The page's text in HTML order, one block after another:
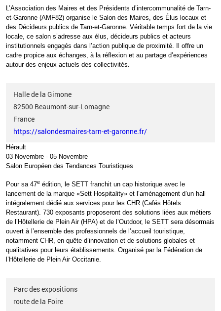
L’Association des Maires et des Présidents d’intercommunalité de Tarn-
et-Garonne (AMF82) organise le Salon des Maires, des Élus locaux et
des Décideurs publics de Tarn-et-Garonne. Véritable temps fort de la vie
locale, ce salon s’adresse aux élus, décideurs publics et acteurs
institutionnels engagés dans l’action publique de proximité. Il offre un
cadre propice aux échanges, à la réflexion et au partage d’expériences
autour des enjeux actuels des collectivités.
Halle de la Gimone
82500 Beaumont-sur-Lomagne
France
https://salondesmaires-tarn-et-garonne.fr/
Hérault
03 Novembre - 05 Novembre
Salon Européen des Tendances Touristiques
Pour sa 47e édition, le SETT franchit un cap historique avec le
lancement de la marque «Sett Hospitality» et l’aménagement d’un hall
intégralement dédié aux services pour les CHR (Cafés Hôtels
Restaurant). 730 exposants proposeront des solutions liées aux métiers
de l’Hôtellerie de Plein Air (HPA) et de l’Outdoor, le SETT sera désormais
ouvert à l’ensemble des professionnels de l’accueil touristique,
notamment CHR, en quête d’innovation et de solutions globales et
qualitatives pour leurs établissements. Organisé par la Fédération de
l’Hôtellerie de Plein Air Occitanie.
Parc des expositions
route de la Foire